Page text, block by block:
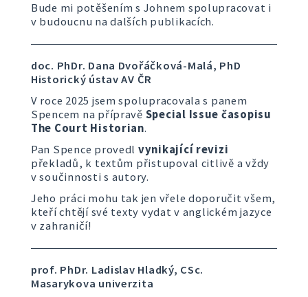
Bude mi potěšením s Johnem spolupracovat i
v budoucnu na dalších publikacích.
doc. PhDr. Dana Dvořáčková-Malá, PhD
Historický ústav AV ČR
V roce 2025 jsem spolupracovala s panem
Spencem na přípravě Special Issue časopisu
The Court Historian.
Pan Spence provedl vynikající revizi
překladů, k textům přistupoval citlivě a vždy
v součinnosti s autory.
Jeho práci mohu tak jen vřele doporučit všem,
kteří chtějí své texty vydat v anglickém jazyce
v zahraničí!
prof. PhDr. Ladislav Hladký, CSc.
Masarykova univerzita